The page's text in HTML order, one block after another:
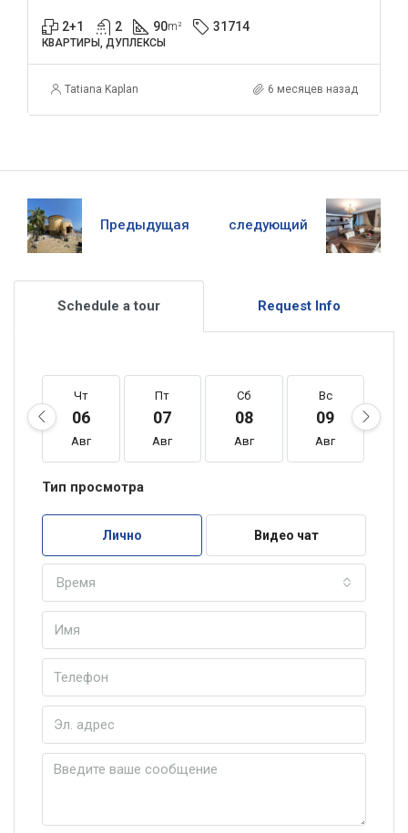
2+1 2 90m² 31714
КВАРТИРЫ, ДУПЛЕКСЫ
Tatiana Kaplan 6 месяцев назад
Предыдущая следующий
Schedule a tour Request Info
Чт
06
Авг
Пт
07
Авг
Сб
08
Авг
Вс
09
Авг
Тип просмотра
Лично Видео чат
Время